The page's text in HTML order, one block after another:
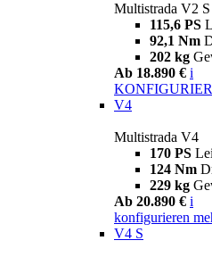
Multistrada V2 S
115,6 PS
92,1 Nm
202 kg
Ab 18.890 € i
V4
Multistrada V4
170 PS
124 Nm
229 kg
Ab 20.890 € i
konfigurieren
V4 S